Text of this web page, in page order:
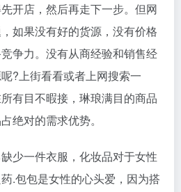
开店，然后再走下一步。但网
如果没有好的货源，没有价格
争力。没有从商经验和销售经
?上街看看或者上网搜索一
有目不暇接，琳琅满目的商品
绝对的需求优势。
一件衣服，化妆品对于女性
.包包是女性的心头爱，因为搭